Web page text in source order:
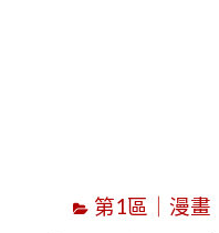
第1區｜漫畫